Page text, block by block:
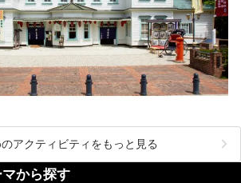
アクティビティをもっと見る
から探す